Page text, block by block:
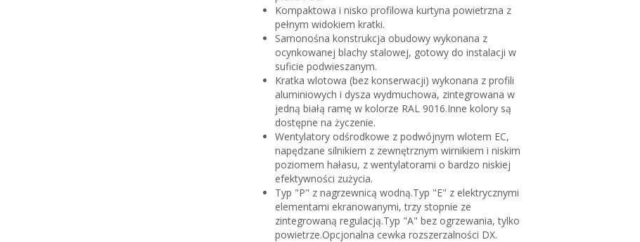
Kompaktowa i nisko profilowa kurtyna powietrzna z
pełnym widokiem kratki.
Samonośna konstrukcja obudowy wykonana z
ocynkowanej blachy stalowej, gotowy do instalacji w
suficie podwieszanym.
Kratka wlotowa (bez konserwacji) wykonana z profili
aluminiowych i dysza wydmuchowa, zintegrowana w
jedną białą ramę w kolorze RAL 9016.Inne kolory są
dostępne na życzenie.
Wentylatory odśrodkowe z podwójnym wlotem EC,
napędzane silnikiem z zewnętrznym wirnikiem i niskim
poziomem hałasu, z wentylatorami o bardzo niskiej
efektywności zużycia.
Typ "P" z nagrzewnicą wodną.Typ "E" z elektrycznymi
elementami ekranowanymi, trzy stopnie ze
zintegrowaną regulacją.Typ "A" bez ogrzewania, tylko
powietrze.Opcjonalna cewka rozszerzalności DX.